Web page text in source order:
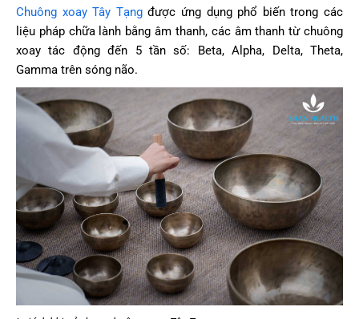
Chuông xoay Tây Tạngđược ứng dụng phổ biến trong các
liệu pháp chữa lành bằng âm thanh, các âm thanh từ chuông
xoay tác động đến 5 tần số: Beta, Alpha, Delta, Theta,
Gamma trên sóng não.